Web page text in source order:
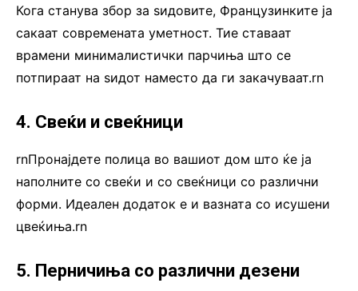
Кога станува збор за ѕидовите, Французинките ја
сакаат современата уметност. Тие ставаат
врамени минималистички парчиња што се
потпираат на ѕидот наместо да ги закачуваат.rn
4. Свеќи и свеќници
rnПронајдете полица во вашиот дом што ќе ја
наполните со свеќи и со свеќници со различни
форми. Идеален додаток е и вазната со исушени
цвеќиња.rn
5. Перничиња со различни дезени